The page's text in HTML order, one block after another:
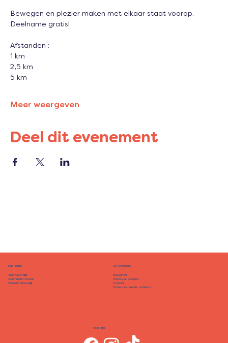
Bewegen en plezier maken met elkaar staat voorop.
Deelname gratis!
Afstanden :
1 km
2,5 km
5 km
Meer weergeven
Deel dit evenement
Snel naar
Visit Moerdijk
Aanmelden event
Ontdek Moerdijk
UIT Moerdijk
Disclaimer
Privacy & cookies
Contact
Samenwerkende partners
Volg ons